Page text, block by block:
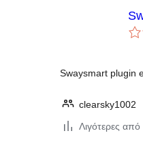
Swaysmart plugin
clearsky1002
Λιγότερες από